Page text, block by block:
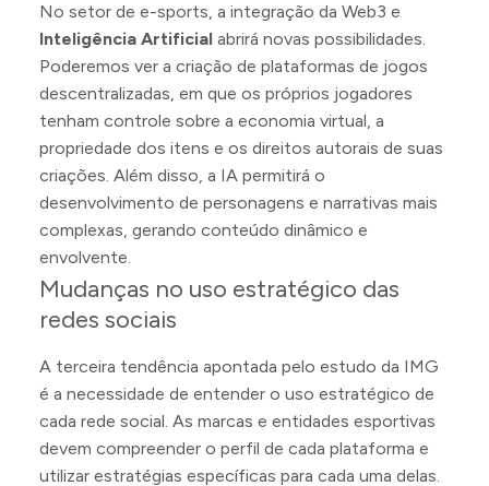
No setor de e-sports, a integração da Web3 e
Inteligência Artificial abrirá novas possibilidades.
Poderemos ver a criação de plataformas de jogos
descentralizadas, em que os próprios jogadores
tenham controle sobre a economia virtual, a
propriedade dos itens e os direitos autorais de suas
criações. Além disso, a IA permitirá o
desenvolvimento de personagens e narrativas mais
complexas, gerando conteúdo dinâmico e
envolvente.
Mudanças no uso estratégico das
redes sociais
A terceira tendência apontada pelo estudo da IMG
é a necessidade de entender o uso estratégico de
cada rede social. As marcas e entidades esportivas
devem compreender o perfil de cada plataforma e
utilizar estratégias específicas para cada uma delas.